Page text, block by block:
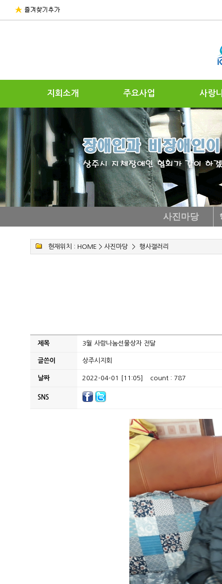
지회소개 주요사업 사랑
사진마당
현재위치 : HOME > 사진마당> 행사갤러리
제목 3월 사랑나눔선물상자 전달
글쓴이 상주시지회
날짜 2022-04-01 [11:05] count : 787
SNS